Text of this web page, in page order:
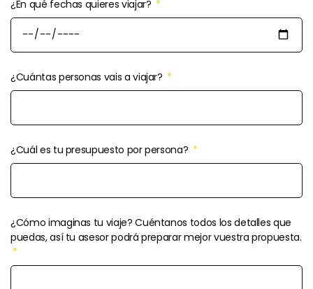
¿En qué fechas quieres viajar?
¿Cuántas personas vais a viajar?
¿Cuál es tu presupuesto por persona?
¿Cómo imaginas tu viaje? Cuéntanos todos los detalles que
puedas, así tu asesor podrá preparar mejor vuestra propuesta.